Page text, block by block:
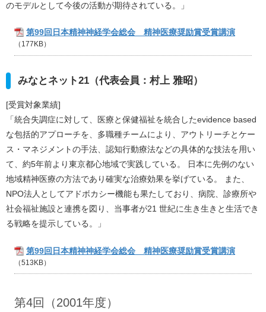
のモデルとして今後の活動が期待されている。」
第99回日本精神神経学会総会 精神医療奨励賞受賞講演
（177KB）
みなとネット21（代表会員：村上 雅昭）
[受賞対象業績]
「統合失調症に対して、医療と保健福祉を統合したevidence based
な包括的アプローチを、多職種チームにより、アウトリーチとケー
ス・マネジメントの手法、認知行動療法などの具体的な技法を用い
て、約5年前より東京都心地域で実践している。 日本に先例のない
地域精神医療の方法であり確実な治療効果を挙げている。 また、
NPO法人としてアドボカシー機能も果たしており、病院、診療所や
社会福祉施設と連携を図り、当事者が21 世紀に生き生きと生活でき
る戦略を提示している。」
第99回日本精神神経学会総会 精神医療奨励賞受賞講演
（513KB）
第4回（2001年度）